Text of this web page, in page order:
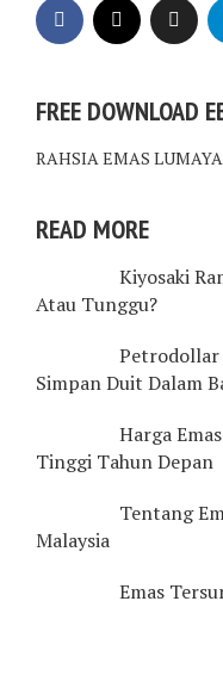
FREE DOWNLOAD
RAHSIA EMAS
READ MORE
Kiyosaki
Atau Tunggu?
Petrodollar
Simpan Duit Dalam
Harga
Tinggi Tahun Depan
Tentang
Malaysia
Emas